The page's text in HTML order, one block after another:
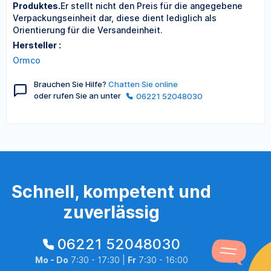
Produktes.Er stellt nicht den Preis für die angegebene
Verpackungseinheit dar, diese dient lediglich als
Orientierung für die Versandeinheit.
Hersteller :
Ormco
Brauchen Sie Hilfe? Chatten Sie online
oder rufen Sie an unter
06221 52048030
Schnell, kompetent und
zuverlässig
06221 52048030
Mo - Do 7:30 - 17:30 | Fr7:30 - 16:00